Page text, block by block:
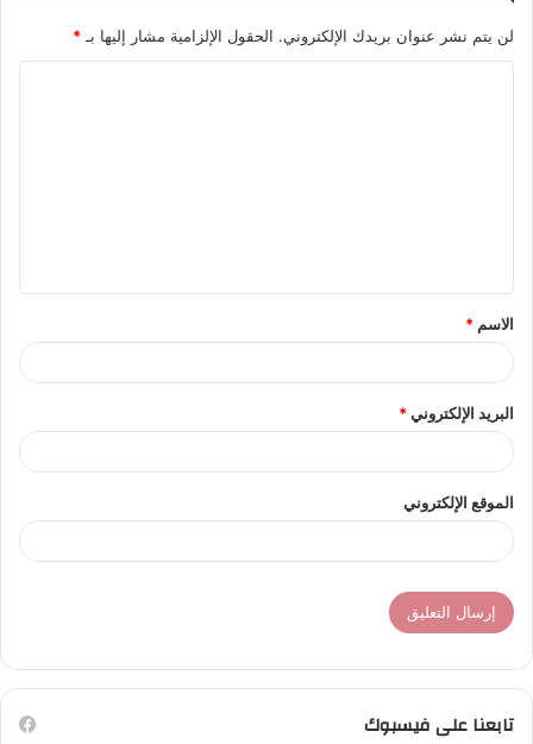
لن يتم نشر عنوان بريدك الإلكتروني. الحقول الإلزامية مشار إليها بـ*
ق
*
الاسم *
البريد الإلكتروني*
الموقع الإلكتروني
تابعنا على فيسبوك